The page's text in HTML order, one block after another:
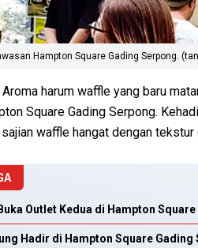
Hampton Square Gading Serpong.
Aroma harum waffle yang baru
Square Gading Serpong.
waffle hangat dengan
Outlet Kedua di Hampton
Hadir di Hampton Square Gading